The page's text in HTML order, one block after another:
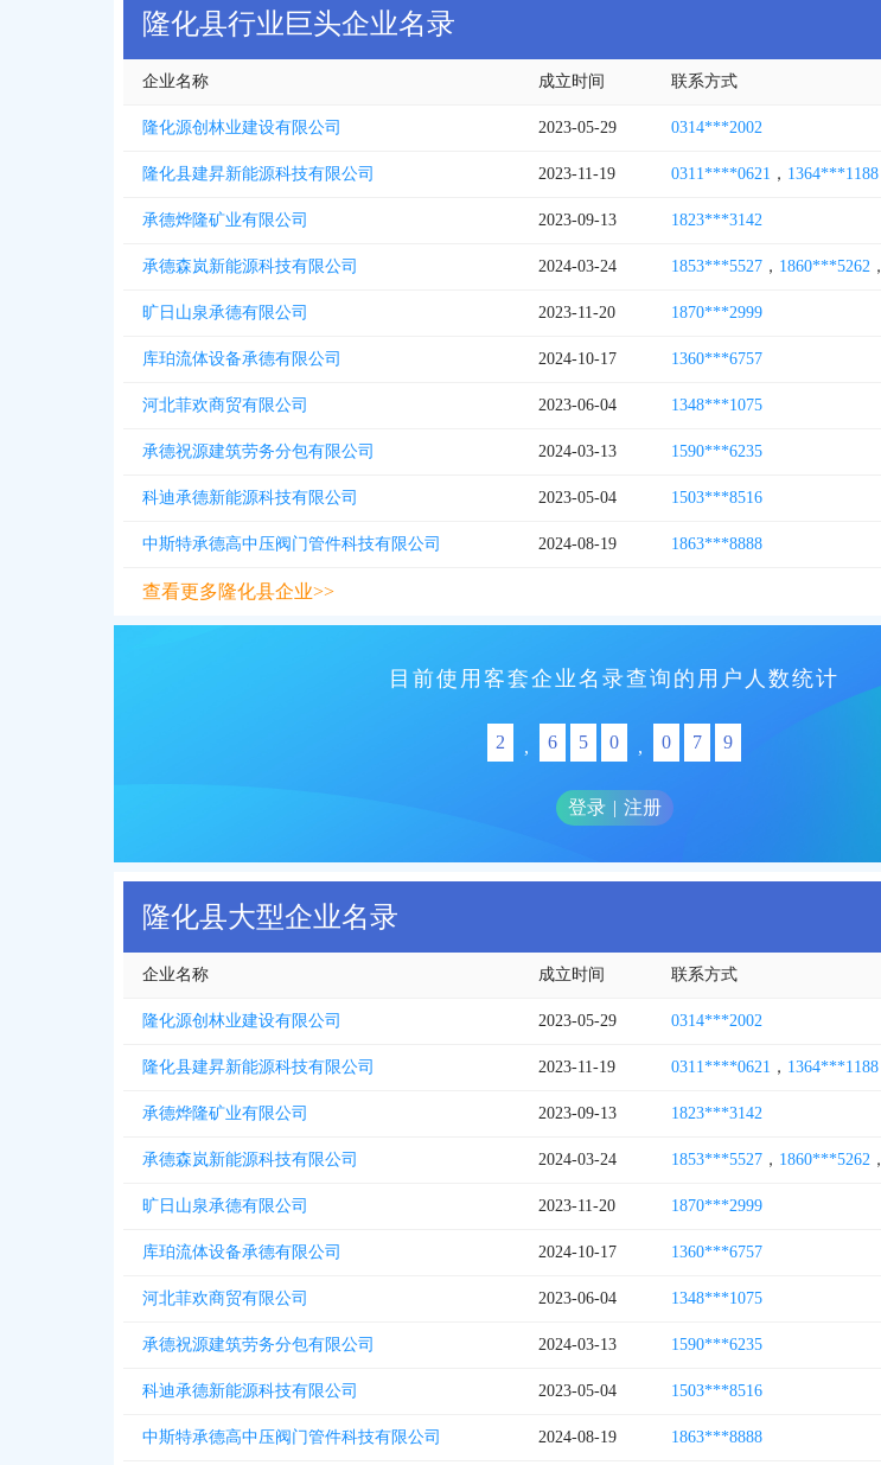
隆化县行业巨头企业名录
企业名称 成立时间 联系方式
隆化源创林业建设有限公司 2023-05-29 0314***2002
隆化县建昇新能源科技有限公司 2023-11-19 0311****0621 ， 1364***1188
承德烨隆矿业有限公司 2023-09-13 1823***3142
承德森岚新能源科技有限公司 2024-03-24 1853***5527 ， 1860***5262 ，
旷日山泉承德有限公司 2023-11-20 1870***2999
库珀流体设备承德有限公司 2024-10-17 1360***6757
河北菲欢商贸有限公司 2023-06-04 1348***1075
承德祝源建筑劳务分包有限公司 2024-03-13 1590***6235
科迪承德新能源科技有限公司 2023-05-04 1503***8516
中斯特承德高中压阀门管件科技有限公司 2024-08-19 1863***8888
查看更多隆化县企业>>
目前使用客套企业名录查询的用户人数统计
2 , 6 5 0 , 0 7 9
登录 | 注册
隆化县大型企业名录
企业名称 成立时间 联系方式
隆化源创林业建设有限公司 2023-05-29 0314***2002
隆化县建昇新能源科技有限公司 2023-11-19 0311****0621 ， 1364***1188
承德烨隆矿业有限公司 2023-09-13 1823***3142
承德森岚新能源科技有限公司 2024-03-24 1853***5527 ， 1860***5262 ，
旷日山泉承德有限公司 2023-11-20 1870***2999
库珀流体设备承德有限公司 2024-10-17 1360***6757
河北菲欢商贸有限公司 2023-06-04 1348***1075
承德祝源建筑劳务分包有限公司 2024-03-13 1590***6235
科迪承德新能源科技有限公司 2023-05-04 1503***8516
中斯特承德高中压阀门管件科技有限公司 2024-08-19 1863***8888